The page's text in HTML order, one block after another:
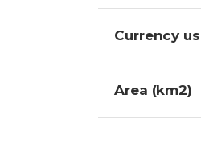
Currency
Area (km2)